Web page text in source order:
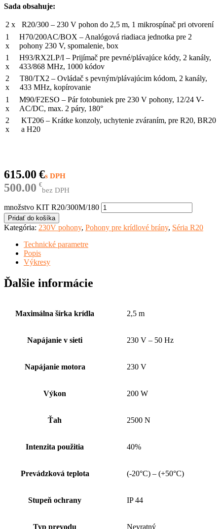
€
615.00
€
500.00 bez DPH
Sada obsahuje:
2 x
R20/300 – 230 V pohon do 2,5 m, 1 mikrospínač pri otvorení
1
x
H70/200AC/BOX – Analógová riadiaca jednotka pre 2
pohony 230 V, spomalenie, box
1
x
H93/RX2LP/I – Prijímač pre pevné/plávajúce kódy, 2 kanály,
433/868 MHz, 1000 kódov
2
x
T80/TX2 – Ovládač s pevným/plávajúcim kódom, 2 kanály,
433 MHz, kopírovanie
1
x
M90/F2ESO – Pár fotobuniek pre 230 V pohony, 12/24 V-
AC/DC, max. 2 páry, 180°
2
x
KT206 – Krátke konzoly, uchytenie zváraním, pre R20, BR20
a H20
množstvo KIT R20/300M/180
Pridať do košíka
Kategória: 230V pohony, Pohony pre krídlové brány, Séria R20
Technické parametre
Popis
Výkresy
Ďalšie informácie
Maximálna šírka krídla 2,5 m
Napájanie v sieti 230 V – 50 Hz
Napájanie motora 230 V
Výkon 200 W
Ťah 2500 N
Intenzita použitia 40%
Prevádzková teplota (-20°C) – (+50°C)
Stupeň ochrany IP 44
Typ prevodu Nevratný